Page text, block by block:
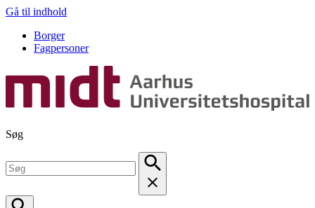
Gå til indhold
Borger
Fagpersoner
Søg